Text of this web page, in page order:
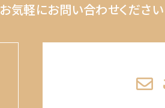
お気軽にお問い合わせください